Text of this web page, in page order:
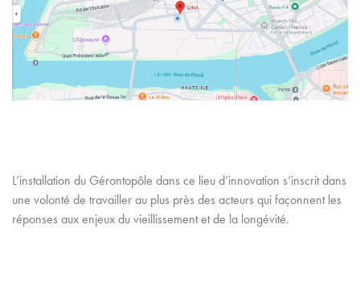
L’installation du Gérontopôle dans ce lieu d’innovation s’inscrit dans
une volonté de travailler au plus près des acteurs qui façonnent les
réponses aux enjeux du vieillissement et de la longévité.